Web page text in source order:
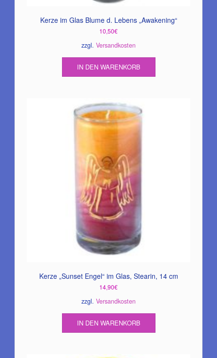
Kerze im Glas Blume d. Lebens „Awakening“
10,50€
zzgl. Versandkosten
IN DEN WARENKORB
Kerze „Sunset Engel“ im Glas, Stearin, 14 cm
14,90€
zzgl. Versandkosten
IN DEN WARENKORB